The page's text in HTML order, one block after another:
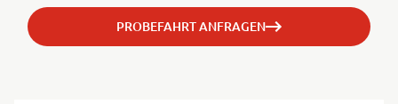
PROBEFAHRT ANFRAGEN